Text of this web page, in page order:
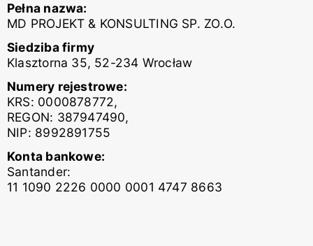
Pełna nazwa:
MD PROJEKT & KONSULTING SP. ZO.O.
Siedziba firmy
Klasztorna 35, 52-234 Wrocław
Numery rejestrowe:
KRS: 0000878772,
REGON: 387947490,
NIP: 8992891755
Konta bankowe:
Santander:
11 1090 2226 0000 0001 4747 8663